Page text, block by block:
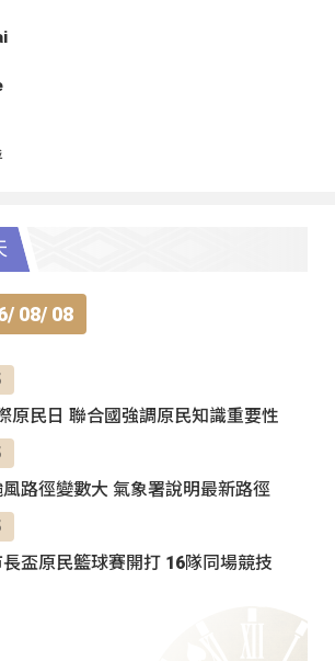
08/ 08
原民日 聯合國強調原民知識重要性
路徑變數大 氣象署說明最新路徑
盃原民籃球賽開打 16隊同場競技